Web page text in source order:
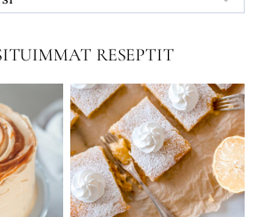
RESEPTIT